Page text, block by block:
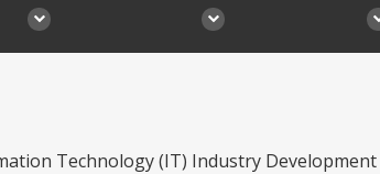
Technology (IT) Industry